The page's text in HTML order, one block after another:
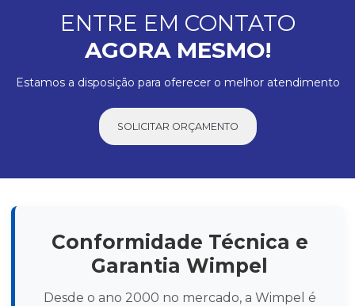
ENTRE EM CONTATO
AGORA MESMO!
Estamos a disposição para oferecer o melhor atendimento
SOLICITAR ORÇAMENTO
Conformidade Técnica e
Garantia Wimpel
Desde o ano 2000 no mercado, a Wimpel é